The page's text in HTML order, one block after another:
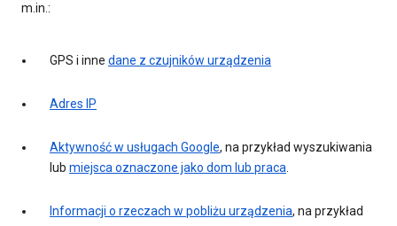
m.in.:
GPS i inne dane z czujników urządzenia
Adres IP
Aktywność w usługach Google, na przykład wyszukiwania
lub miejsca oznaczone jako dom lub praca.
Informacji o rzeczach w pobliżu urządzenia, na przykład